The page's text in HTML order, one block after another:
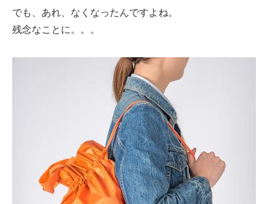
でも、あれ、なくなったんですよね。
残念なことに。。。